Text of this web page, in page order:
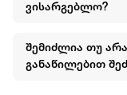
ვისარგებლო?
შემიძლია თუ
განაწილებით